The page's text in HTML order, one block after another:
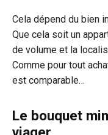
Cela dépend du bien
Que cela soit un
de volume et la
Comme pour tout
est comparable…
Le bouquet